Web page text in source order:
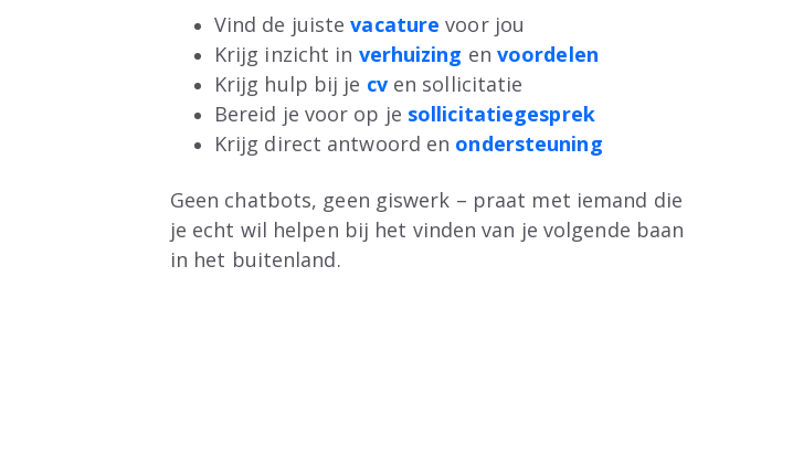
Vind de juistevacature voor jou
Krijg inzicht in verhuizing en voordelen
Krijg hulp bij je cven sollicitatie
Bereid je voor op je sollicitatiegesprek
Krijg direct antwoord en ondersteuning
Geen chatbots, geen giswerk – praat met iemand die
je echt wil helpen bij het vinden van je volgende baan
in het buitenland.